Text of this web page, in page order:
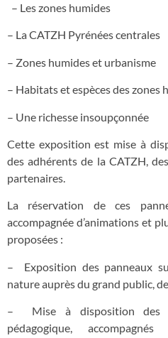
– Les zones humides
– La CATZH Pyrénées centrales
– Zones humides et urbanisme
– Habitats et espèces des zones
– Une richesse insoupçonnée
Cette exposition est mise à
des adhérents de la CATZH,
partenaires.
La réservation de ces
accompagnée d’animations et
proposées :
– Exposition des panneaux
nature auprès du grand public,
– Mise à disposition des
pédagogique,